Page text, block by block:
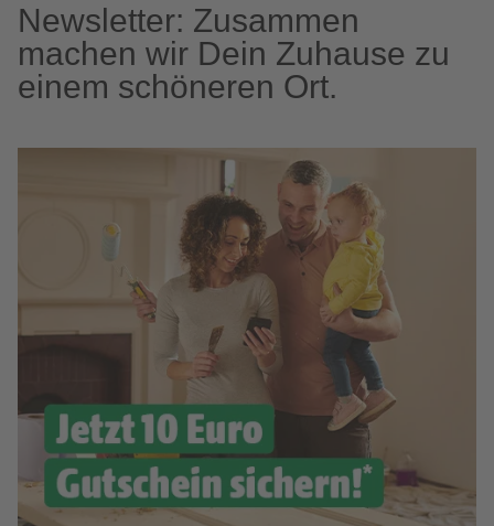
Newsletter: Zusammen
machen wir Dein Zuhause zu
einem schöneren Ort.